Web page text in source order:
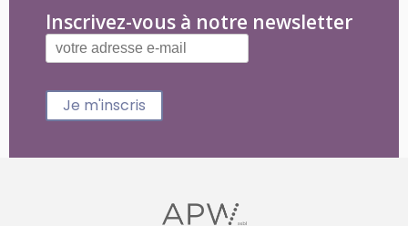
Inscrivez-vous à notre newsletter
Je m'inscris